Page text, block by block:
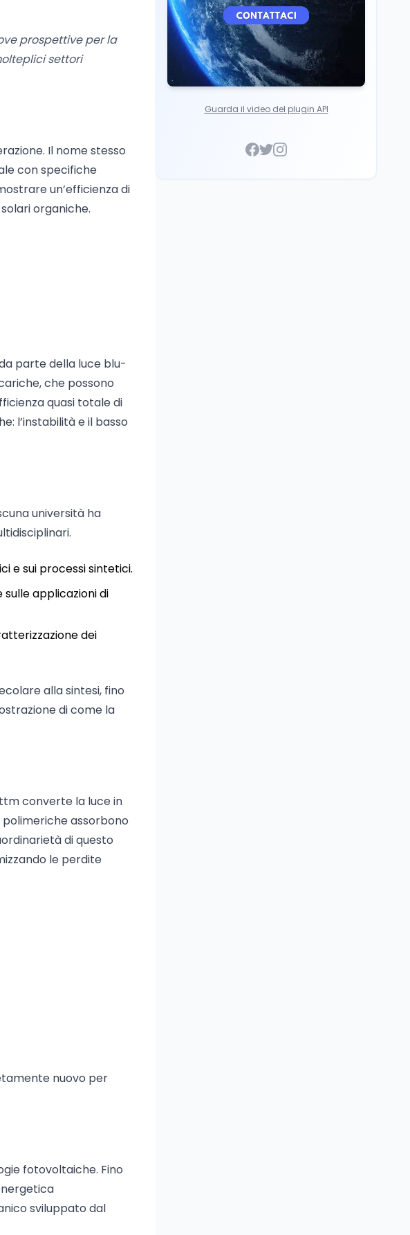
prospettive per la
settori
Il nome stesso
con specifiche
un’efficienza di
organiche.
parte della luce blu-
che possono
quasi totale di
l’instabilità e il basso
università ha
e sui processi sintetici.
sulle applicazioni di
dei
alla sintesi, fino
di come la
converte la luce in
assorbono
di questo
le perdite
nuovo per
fotovoltaiche. Fino
sviluppato dal
Guarda il video del plugin API